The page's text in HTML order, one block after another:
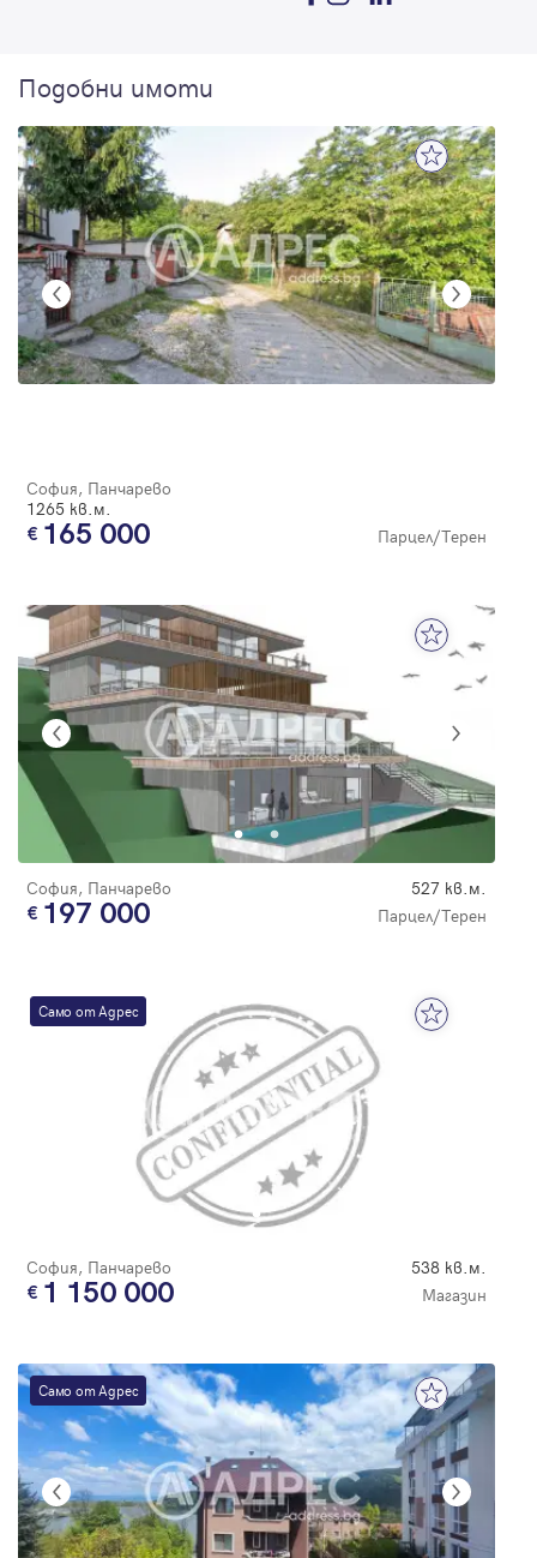
Подобни имоти
София, Панчарево
1265 кв.м.
165 000 Парцел/Терен
София, Панчарево 527 кв.м.
197 000 Парцел/Терен
Само от Адрес
София, Панчарево 538 кв.м.
1 150 000 Магазин
Само от Адрес